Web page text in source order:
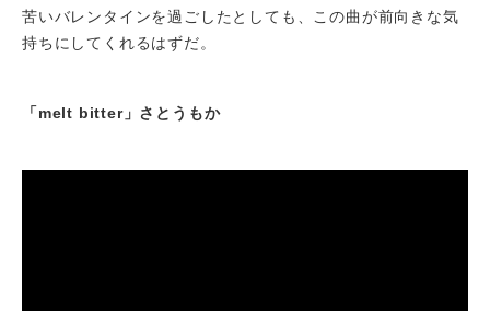
苦いバレンタインを過ごしたとしても、この曲が前向きな気
持ちにしてくれるはずだ。
「melt bitter」さとうもか